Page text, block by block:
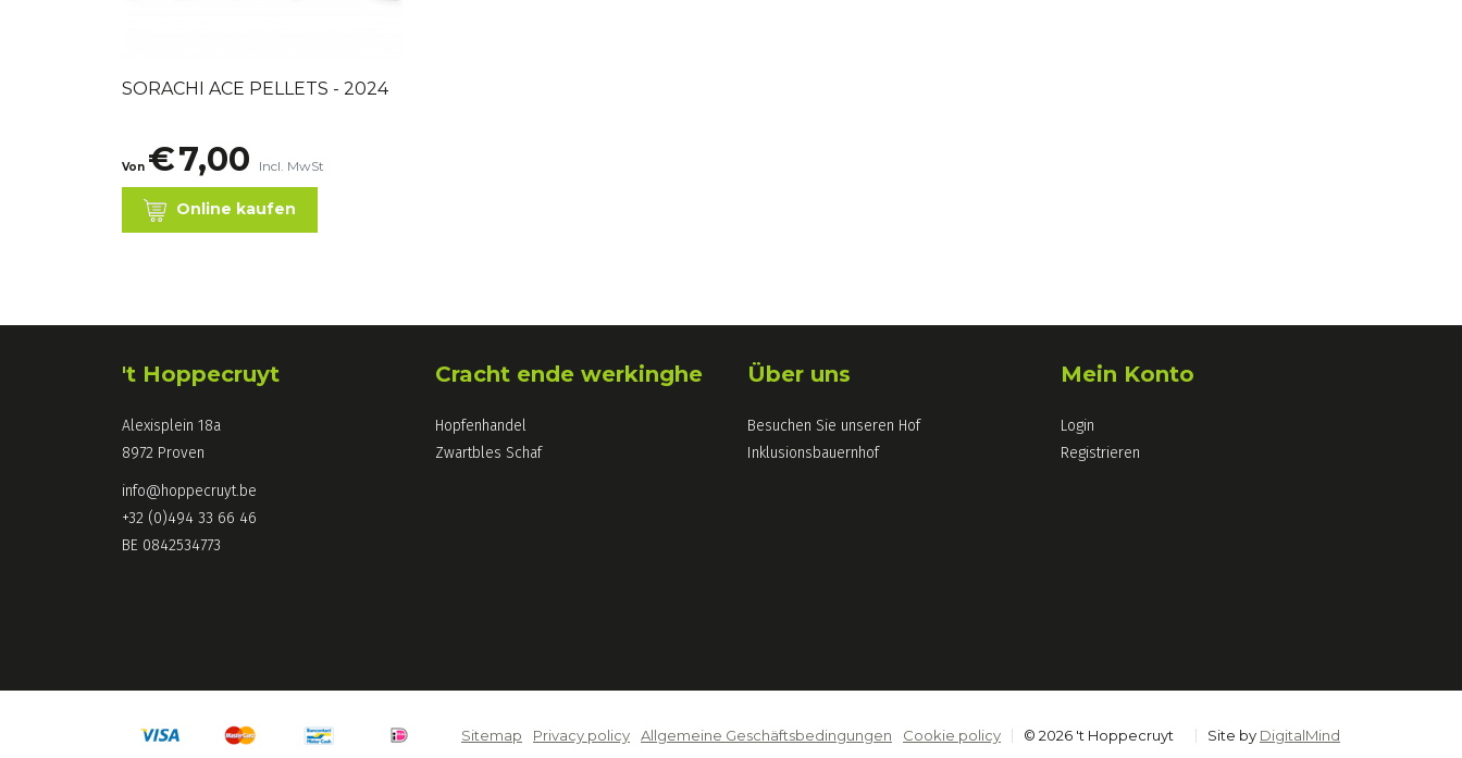
SORACHI ACE PELLETS - 2024
Von €7,00 Incl. MwSt
Online kaufen
't Hoppecruyt
Alexisplein 18a
8972 Proven
info@hoppecruyt.be
+32 (0)494 33 66 46
BE 0842534773
Cracht ende werkinghe
Hopfenhandel
Zwartbles Schaf
Über uns
Besuchen Sie unseren Hof
Inklusionsbauernhof
Mein Konto
Login
Registrieren
Sitemap Privacy policy Allgemeine Geschäftsbedingungen Cookie policy © 2026 't Hoppecruyt Site by DigitalMind